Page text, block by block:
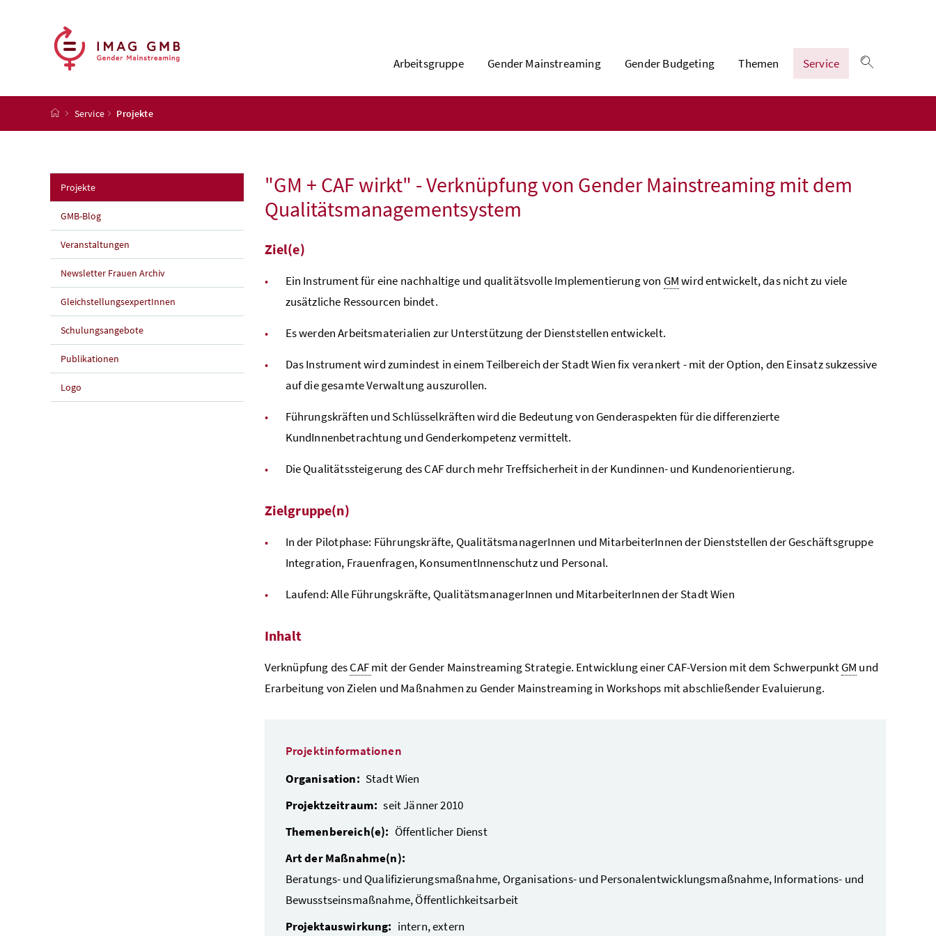
Arbeitsgruppe Gender Mainstreaming Gender Budgeting Themen
Service
Startseite
Service Projekte
Projekte(aktuelle Seite)
GMB-Blog
Veranstaltungen
Newsletter Frauen Archiv
GleichstellungsexpertInnen
Schulungsangebote
Publikationen
Logo
"GM + CAF wirkt" - Verknüpfung von Gender Mainstreaming mit dem
Qualitätsmanagementsystem
Ziel(e)
Ein Instrument für eine nachhaltige und qualitätsvolle Implementierung von GMwird entwickelt, das nicht zu viele
zusätzliche Ressourcen bindet.
Es werden Arbeitsmaterialien zur Unterstützung der Dienststellen entwickelt.
Das Instrument wird zumindest in einem Teilbereich der Stadt Wien fix verankert - mit der Option, den Einsatz sukzessive
auf die gesamte Verwaltung auszurollen.
Führungskräften und Schlüsselkräften wird die Bedeutung von Genderaspekten für die differenzierte
KundInnenbetrachtung und Genderkompetenz vermittelt.
Die Qualitätssteigerung des CAF durch mehr Treffsicherheit in der Kundinnen- und Kundenorientierung.
Zielgruppe(n)
In der Pilotphase: Führungskräfte, QualitätsmanagerInnen und MitarbeiterInnen der Dienststellen der Geschäftsgruppe
Integration, Frauenfragen, KonsumentInnenschutz und Personal.
Laufend: Alle Führungskräfte, QualitätsmanagerInnen und MitarbeiterInnen der Stadt Wien
Inhalt
Verknüpfung desCAFmit der Gender Mainstreaming Strategie. Entwicklung einer CAF-Version mit dem SchwerpunktGM und
Erarbeitung von Zielen und Maßnahmen zu Gender Mainstreaming in Workshops mit abschließender Evaluierung.
Projektinformationen
Organisation: Stadt Wien
Projektzeitraum: seit Jänner 2010
Themenbereich(e): Öffentlicher Dienst
Art der Maßnahme(n):
Beratungs- und Qualifizierungsmaßnahme, Organisations- und Personalentwicklungsmaßnahme, Informations- und
Bewusstseinsmaßnahme, Öffentlichkeitsarbeit
Projektauswirkung: intern, extern